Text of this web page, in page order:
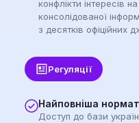
конфлікти інтересів
консолідованої
з десятків офіційних
Регуляції
Найповніша
Доступ до бази